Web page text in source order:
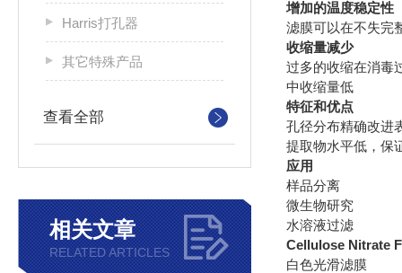
Harris打孔器
其它特殊产品
查看全部
相关文章
RELATED ARTICLES
增加的温度稳定性
滤膜可以在不失完
收缩量减少
过多的收缩在消毒
中收缩量低
特征和优点
孔径分布精确改进
提取物水平低，保
应用
样品分离
微生物研究
水溶液过滤
Cellulose Nitrate
白色光滑滤膜